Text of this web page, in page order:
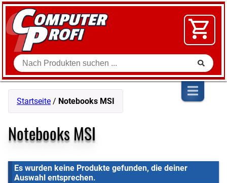
Zum Inhalt springen
Suche
SOFTWARE
VIDEO
SHOP
Startseite / Notebooks MSI
Notebooks MSI
Es wurden keine Produkte gefunden, die deiner
Auswahl entsprechen.